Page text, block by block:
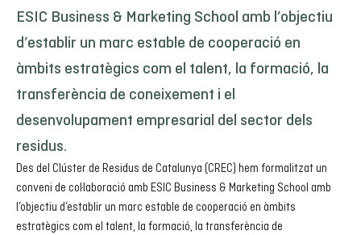
ESIC Business & Marketing School amb l’objectiu
d’establir un marc estable de cooperació en
àmbits estratègics com el talent, la formació, la
transferència de coneixement i el
desenvolupament empresarial del sector dels
residus.
Des del Clúster de Residus de Catalunya (CREC) hem formalitzat un
conveni de col·laboració amb ESIC Business & Marketing School amb
l’objectiu d’establir un marc estable de cooperació en àmbits
estratègics com el talent, la formació, la transferència de